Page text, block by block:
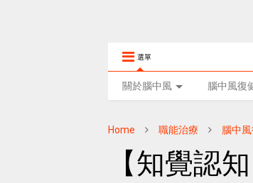
選單
關於腦中風 腦中風復
Home 職能治療 腦中
【知覺認